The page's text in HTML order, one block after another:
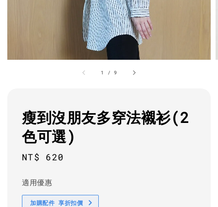
1 /9
瘦到沒朋友多穿法襯衫(2
色可選)
Regular
NT$ 620
適用優惠
加購配件 享折扣價